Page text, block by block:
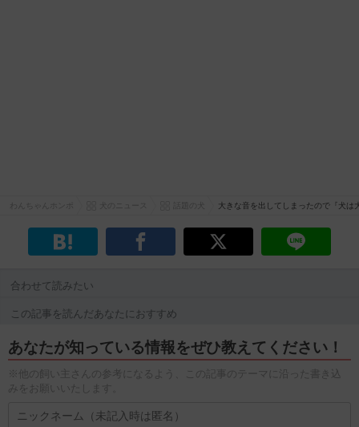
大きな音を出してしまったので『犬
合わせて読みたい
この記事を読んだあなたにおすすめ
あなたが知っている情報をぜひ教えてください！
※他の飼い主さんの参考になるよう、この記事のテーマに沿った書き込
みをお願いいたします。